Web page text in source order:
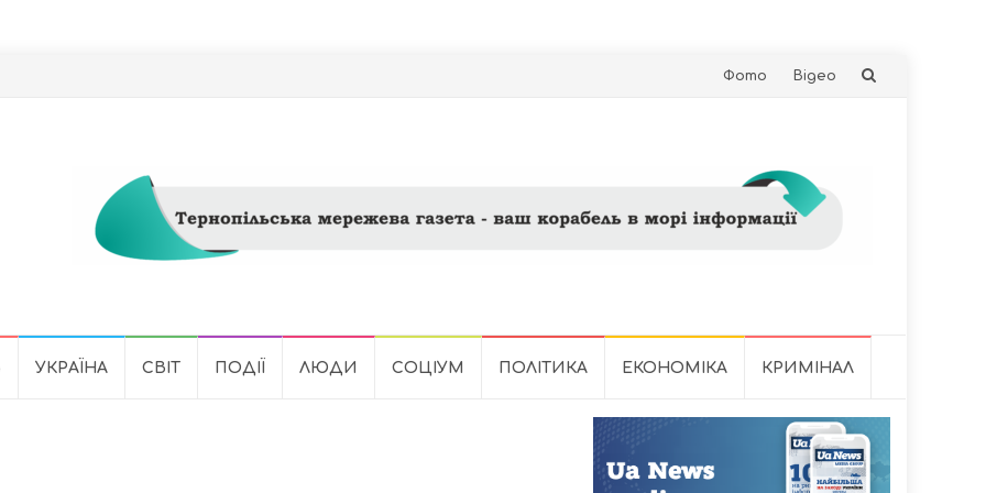
Skip
Фото Відео
УКРАЇНА СВІТ ПОДІЇ ЛЮДИ СОЦІУМ ПОЛІТИКА ЕКОНОМІКА КРИМІНАЛ